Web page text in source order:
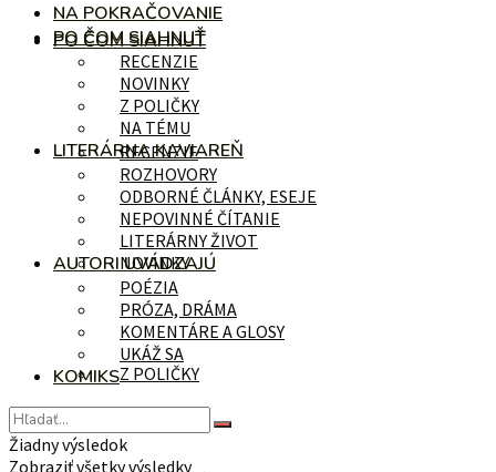
PO ČOM SIAHNUŤ
RECENZIE
NOVINKY
Z POLIČKY
NA POKRAČOVANIE
PO ČOM SIAHNUŤ
RECENZIE
NOVINKY
Z POLIČKY
NA TÉMU
LITERÁRNA KAVIAREŇ
ROZHOVORY
ODBORNÉ ČLÁNKY, ESEJE
NEPOVINNÉ ČÍTANIE
LITERÁRNY ŽIVOT
AUTORI UVÁDZAJÚ
POÉZIA
PRÓZA, DRÁMA
KOMENTÁRE A GLOSY
UKÁŽ SA
KOMIKS
Žiadny výsledok
Zobraziť všetky výsledky